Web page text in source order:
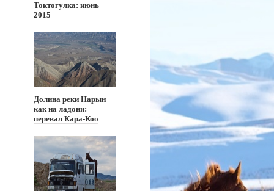
Токтогулка: июнь
2015
Долина реки Нарын
как на ладони:
перевал Кара-Коо